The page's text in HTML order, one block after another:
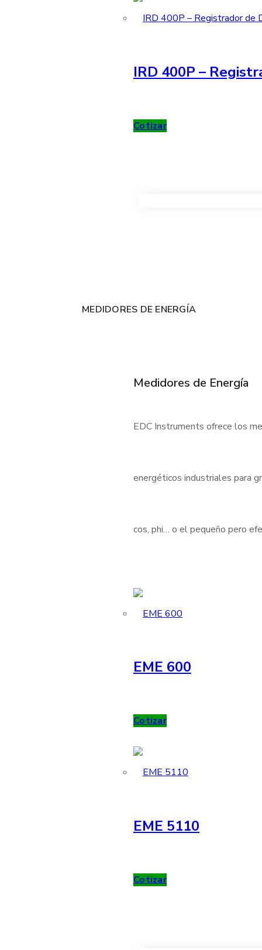
IRD 400P –
Cotizar
MEDIDORES DE ENERGÍA
Medidores de Energía
EDC Instruments ofrece los
energéticos industriales para
cos, phi… o el pequeño pero
EME 600
Cotizar
EME 5110
Cotizar